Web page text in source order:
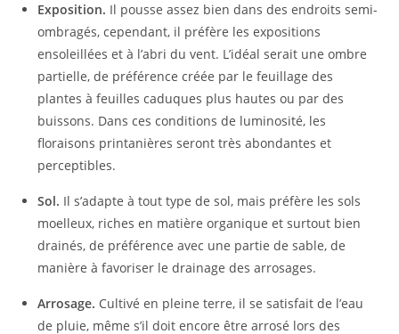
Exposition. Il pousse assez bien dans des endroits semi-
ombragés, cependant, il préfère les expositions
ensoleillées et à l’abri du vent. L’idéal serait une ombre
partielle, de préférence créée par le feuillage des
plantes à feuilles caduques plus hautes ou par des
buissons. Dans ces conditions de luminosité, les
floraisons printanières seront très abondantes et
perceptibles.
Sol. Il s’adapte à tout type de sol, mais préfère les sols
moelleux, riches en matière organique et surtout bien
drainés, de préférence avec une partie de sable, de
manière à favoriser le drainage des arrosages.
Arrosage. Cultivé en pleine terre, il se satisfait de l’eau
de pluie, même s’il doit encore être arrosé lors des